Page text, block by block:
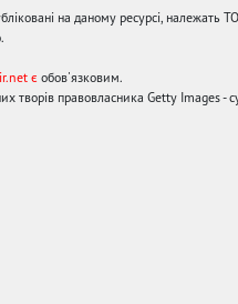
на даному ресурсі,
є обов'язковим.
творів правовласника Getty Images -